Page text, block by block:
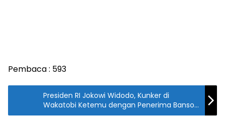
Pembaca : 593
Presiden RI Jokowi Widodo, Kunker di
Wakatobi Ketemu dengan Penerima Bansos
PKH dan Bagi Sertifikasi Tanah